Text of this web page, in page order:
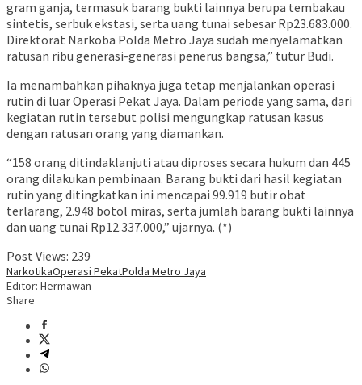
gram ganja, termasuk barang bukti lainnya berupa tembakau
sintetis, serbuk ekstasi, serta uang tunai sebesar Rp23.683.000.
Direktorat Narkoba Polda Metro Jaya sudah menyelamatkan
ratusan ribu generasi-generasi penerus bangsa,” tutur Budi.
Ia menambahkan pihaknya juga tetap menjalankan operasi
rutin di luar Operasi Pekat Jaya. Dalam periode yang sama, dari
kegiatan rutin tersebut polisi mengungkap ratusan kasus
dengan ratusan orang yang diamankan.
“158 orang ditindaklanjuti atau diproses secara hukum dan 445
orang dilakukan pembinaan. Barang bukti dari hasil kegiatan
rutin yang ditingkatkan ini mencapai 99.919 butir obat
terlarang, 2.948 botol miras, serta jumlah barang bukti lainnya
dan uang tunai Rp12.337.000,” ujarnya. (*)
Post Views: 239
NarkotikaOperasi PekatPolda Metro Jaya
Editor: Hermawan
Share